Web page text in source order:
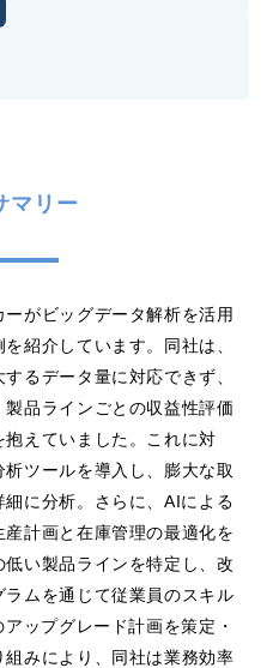
マリー
がビッグデータ解析を活用
紹介しています。同社は、
るデータ量に対応できず、
品ラインごとの収益性評価
えていました。これに対
ツールを導入し、膨大な取
に分析。さらに、AIによる
計画と在庫管理の最適化を
い製品ラインを特定し、改
ムを通じて従業員のスキル
ップグレード計画を策定・
みにより、同社は業務効率